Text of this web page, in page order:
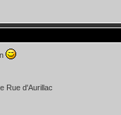
Rue d'Aurillac